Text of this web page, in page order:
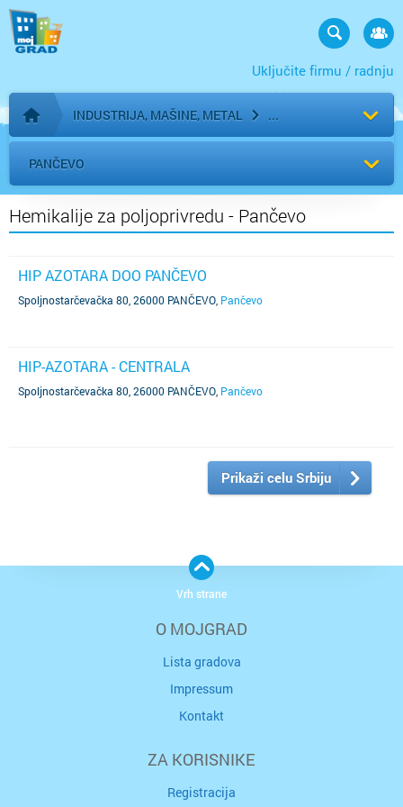
Uključite firmu / radnju
Početna stranica
INDUSTRIJA, MAŠINE, METAL
PANČEVO
Hemikalije za poljoprivredu - Pančevo
HIP AZOTARA DOO PANČEVO
Spoljnostarčevačka 80, 26000 PANČEVO Pančevo
HIP-AZOTARA - CENTRALA
Spoljnostarčevačka 80, 26000 PANČEVO Pančevo
Prikaži celu Srbiju
O MOJGRAD
Lista gradova
Impressum
Kontakt
ZA KORISNIKE
Registracija
Vrh strane